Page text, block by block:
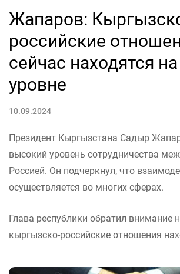
Жапаров:
российские
сейчас находятся
уровне
10.09.2024
Президент Кыргызстана Садыр
высокий уровень сотрудничества
Россией. Он подчеркнул, что
осуществляется во многих сферах.
Глава республики обратил внимание
кыргызско-российские отношения